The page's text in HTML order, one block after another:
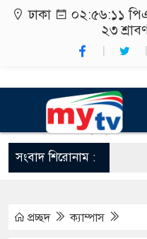
ঢাকা ০২:৫৬:১২
২৩
সংবাদ শিরোনাম :
প্রচ্ছদ ক্যাম্পাস